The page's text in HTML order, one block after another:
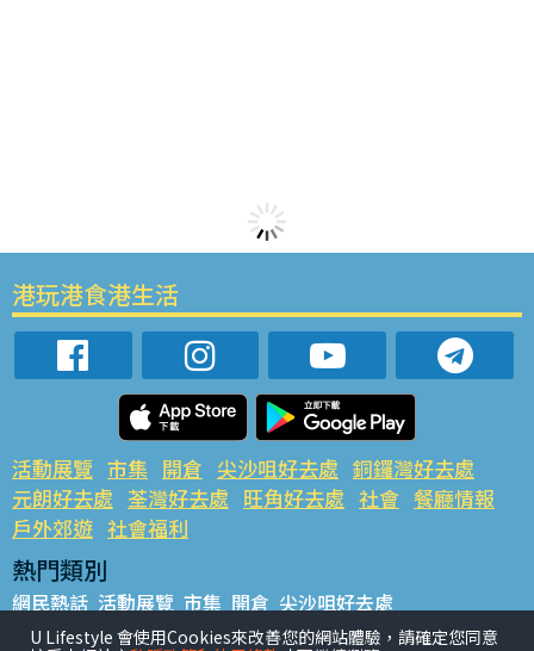
港玩港食港生活
活動展覽 市集 開倉 尖沙咀好去處 銅鑼灣好去處
元朗好去處 荃灣好去處 旺角好去處 社會 餐廳情報
戶外郊遊 社會福利
熱門類別
網民熱話 活動展覽 市集 開倉 尖沙咀好去處
銅鑼灣好去處 元朗好去處 荃灣好去處 旺角好去處 社會
U Lifestyle 會使用Cookies來改善您的網站體驗，請確定您同意